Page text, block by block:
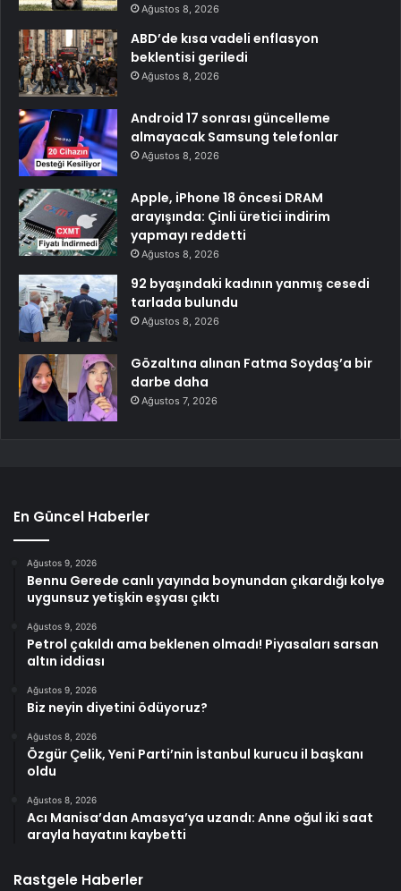
Ağustos 8, 2026
ABD’de kısa vadeli enflasyon
beklentisi geriledi
Ağustos 8, 2026
Android 17 sonrası güncelleme
almayacak Samsung telefonlar
Ağustos 8, 2026
Apple, iPhone 18 öncesi DRAM
arayışında: Çinli üretici indirim
yapmayı reddetti
Ağustos 8, 2026
92 byaşındaki kadının yanmış cesedi
tarlada bulundu
Ağustos 8, 2026
Gözaltına alınan Fatma Soydaş’a bir
darbe daha
Ağustos 7, 2026
En Güncel Haberler
Ağustos 9, 2026
Bennu Gerede canlı yayında boynundan çıkardığı kolye
uygunsuz yetişkin eşyası çıktı
Ağustos 9, 2026
Petrol çakıldı ama beklenen olmadı! Piyasaları sarsan
altın iddiası
Ağustos 9, 2026
Biz neyin diyetini ödüyoruz?
Ağustos 8, 2026
Özgür Çelik, Yeni Parti’nin İstanbul kurucu il başkanı
oldu
Ağustos 8, 2026
Acı Manisa’dan Amasya’ya uzandı: Anne oğul iki saat
arayla hayatını kaybetti
Rastgele Haberler